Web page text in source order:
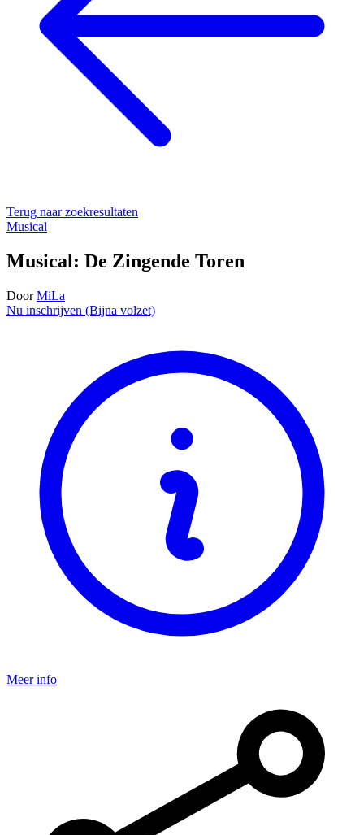
Terug naar zoekresultaten
Musical
Musical: De Zingende Toren
Door MiLa
Nu inschrijven (Bijna volzet)
Meer info